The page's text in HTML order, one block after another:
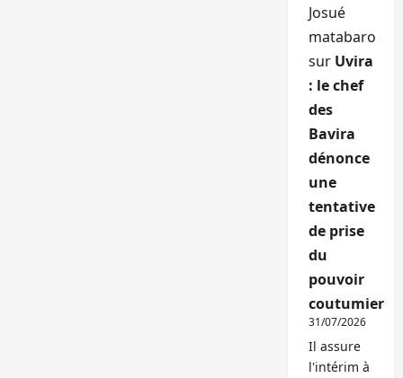
Josué
matabaro
sur Uvira
: le chef
des
Bavira
dénonce
une
tentative
de prise
du
pouvoir
coutumier
31/07/2026
Il assure
l'intérim à